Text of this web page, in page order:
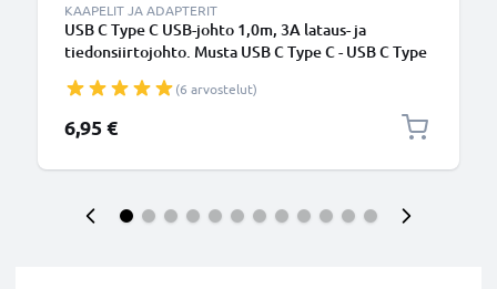
KAAPELIT JA ADAPTERIT
USB C Type C USB-johto 1,0m, 3A lataus- ja
tiedonsiirtojohto. Musta USB C Type C - USB C Type
(6 arvostelut)
6,95 €